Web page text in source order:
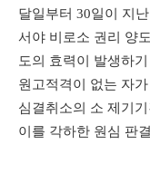
달일부터 30일이 지
서야 비로소 권리 양
도의 효력이 발생하
원고적격이 없는 자
심결취소의 소 제기
이를 각하한 원심 판